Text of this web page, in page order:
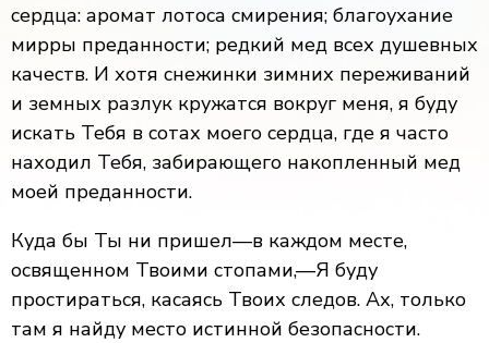
сердца: аромат лотоса смирения; благоухание
мирры преданности; редкий мед всех душевных
качеств. И хотя снежинки зимних переживаний
и земных разлук кружатся вокруг меня, я буду
искать Тебя в сотах моего сердца, где я часто
находил Тебя, забирающего накопленный мед
моей преданности.
Куда бы Ты ни пришел—в каждом месте,
освященном Твоими стопами,—Я буду
простираться, касаясь Твоих следов. Ах, только
там я найду место истинной безопасности.